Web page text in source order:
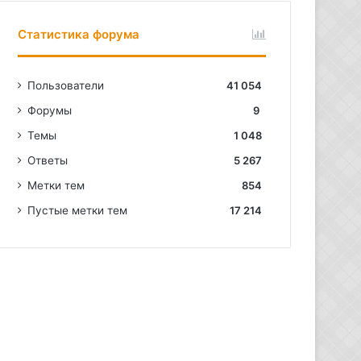
Статистика форума
Пользователи
41 054
Форумы
9
Темы
1 048
Ответы
5 267
Метки тем
854
Пустые метки тем
17 214